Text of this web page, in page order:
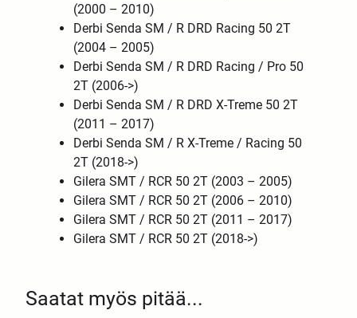
Saatat myös pitää...
(2000 – 2010)
Derbi Senda SM / R DRD Racing 50 2T
(2004 – 2005)
Derbi Senda SM / R DRD Racing / Pro 50
2T (2006->)
Derbi Senda SM / R DRD X-Treme 50 2T
(2011 – 2017)
Derbi Senda SM / R X-Treme / Racing 50
2T (2018->)
Gilera SMT / RCR 50 2T (2003 – 2005)
Gilera SMT / RCR 50 2T (2006 – 2010)
Gilera SMT / RCR 50 2T (2011 – 2017)
Gilera SMT / RCR 50 2T (2018->)